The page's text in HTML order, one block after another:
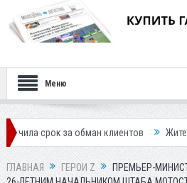
Меню
за обман клиентов Жителей
ГЛАВНАЯ ГЕРОИ Z
ПРЕМЬЕР-